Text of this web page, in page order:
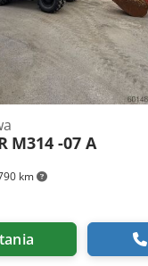
chwytak Płyta
smarowania: tak
Wysokość: 3280 Waga:
użytkowania, hamulec
części kabiny.
km
M314 -07 A